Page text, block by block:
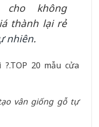
không
thành lại rẻ
nhiên.
vân giống gỗ tự